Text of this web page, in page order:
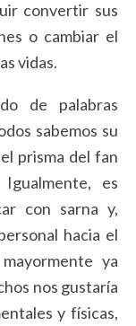
convertir sus
o cambiar el
vidas.
de palabras
sabemos su
prisma del fan
es
con sarna y,
hacia el
ya
nos gustaría
y físicas,